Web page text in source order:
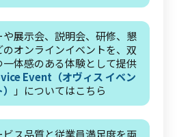
や展示会、説明会、研修、懇
のオンラインイベントを、双
一体感のある体験として提供
Event（オヴィス イベン
」についてはこちら
ビス品質と従業員満足度を両